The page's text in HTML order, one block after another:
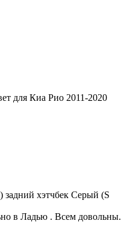
для Киа Рио 2011-2020
задний хэтчбек Серый (S
в Ладью . Всем